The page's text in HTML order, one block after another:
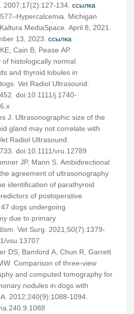
2007;17(2):127-134. ссылка
Michigan
MediaSpace. April 8, 2021.
13, 2023. ссылка
Cain B, Pease AP.
of histologically normal
and thyroid lobules in
Vet Radiol Ultrasound.
doi:10.1111/j.1740-
J. Ultrasonographic size of the
gland may not correlate with
Radiol Ultrasound.
doi:10.1111/vru.12789
JP, Mann S. Ambidirectional
agreement of ultrasonography
identification of parathyroid
of postoperative
dogs undergoing
due to primary
Vet Surg. 2021;50(7):1379-
vsu.13707
DS, Bamford A, Chun R, Garrett
Comparison of three-view
and computed tomography for
nodules in dogs with
2012;240(9):1088-1094.